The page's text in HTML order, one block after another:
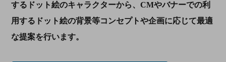
するドット絵のキャラクターから、 CMやバナーでの利
用するドット絵の背景等コンセプトや企画に応じて最適
な提案を行います。